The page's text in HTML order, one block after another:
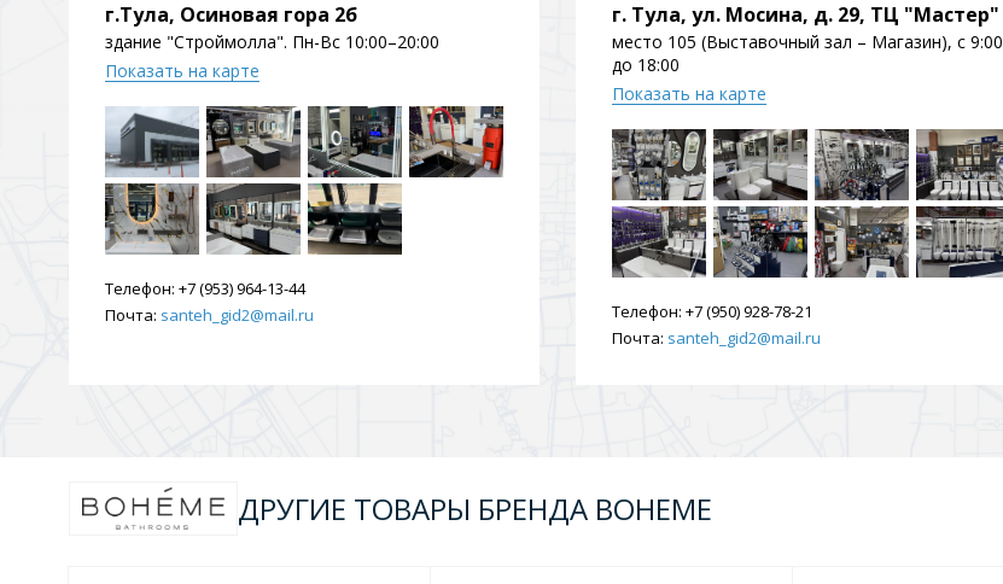
г.Тула, Осиновая гора 2б
здание "Строймолла". Пн-Вс 10:00–20:00
Показать на карте
Телефон: +7 (953) 964-13-44
Почта: santeh_gid2@mail.ru
г. Тула, ул. Мосина, д. 29, ТЦ "Мастер"
место 105 (Выставочный зал – Магазин), с 9:00
до 18:00
Показать на карте
Телефон: +7 (950) 928-78-21
Почта: santeh_gid2@mail.ru
ДРУГИЕ ТОВАРЫ БРЕНДА BOHEME